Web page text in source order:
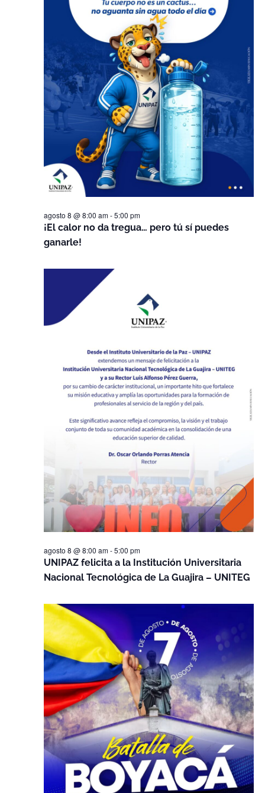
de
¡El calor no da tregua… pero tú sí puedes
ganarle!
agosto 8 @ 8:00 am-5:00 pm
UNIPAZ felicita a la Institución Universitaria
Nacional Tecnológica de La Guajira – UNITEG
agosto 8 @ 8:00 am-5:00 pm